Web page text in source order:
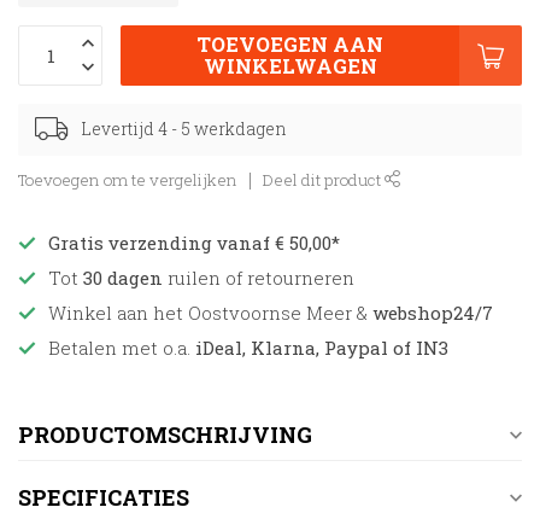
TOEVOEGEN AAN
WINKELWAGEN
Levertijd 4 - 5 werkdagen
Toevoegen om te vergelijken Deel dit product
Gratis verzending vanaf € 50,00*
Tot 30 dagen ruilen of retourneren
Winkel aan het Oostvoornse Meer & webshop24/7
Betalen met o.a. iDeal, Klarna, Paypal of IN3
PRODUCTOMSCHRIJVING
SPECIFICATIES